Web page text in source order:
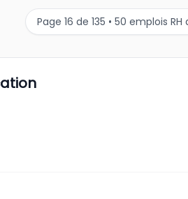
Page 16 de 135 • 50 emplois